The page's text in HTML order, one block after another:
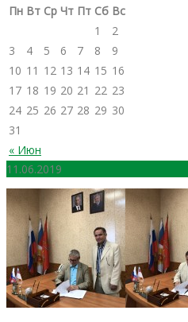
Пн Вт Ср Чт Пт Сб Вс
« Июн
1
2
3
4 5 6 7 8
9
10 11 12 13 14 15 16
17 18 19 20 21 22 23
24 25 26 27 28 29 30
31
11.06.2019